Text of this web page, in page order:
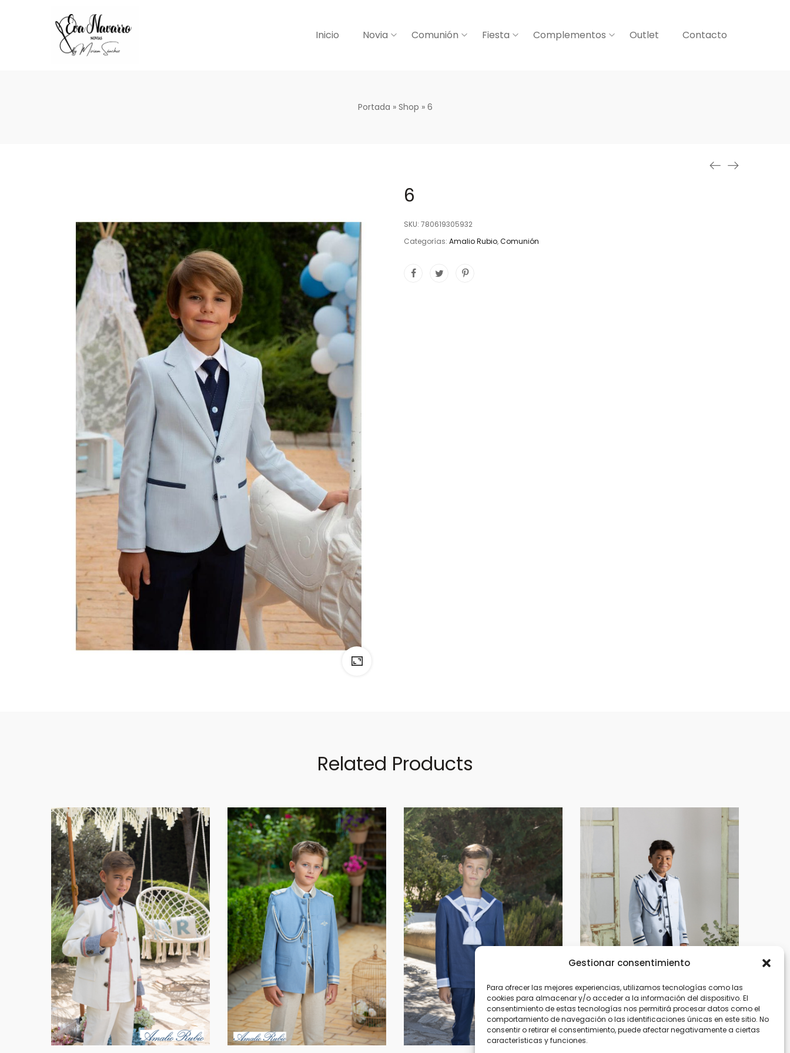
Gestionar consentimiento
Para ofrecer las mejores experiencias, utilizamos tecnologías como las
cookies para almacenar y/o acceder a la información del dispositivo. El
consentimiento de estas tecnologías nos permitirá procesar datos como el
comportamiento de navegación o las identificaciones únicas en este sitio. No
consentir o retirar el consentimiento, puede afectar negativamente a ciertas
características y funciones.
Inicio Novia Comunión Fiesta Complementos Outlet Contacto
Portada » Shop » 6
6
SKU: 780619305932
Categorías: Amalio Rubio,Comunión
Related Products